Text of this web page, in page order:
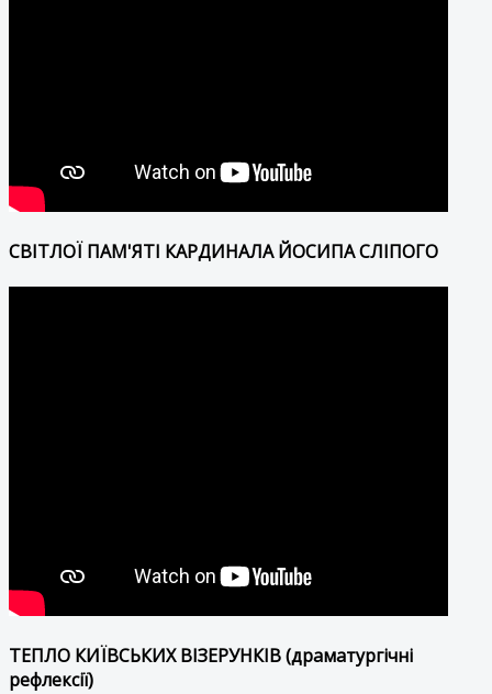
СВІТЛОЇ ПАМ'ЯТІ КАРДИНАЛА ЙОСИПА СЛІПОГО
ТЕПЛО КИЇВСЬКИХ ВІЗЕРУНКІВ (драматургічні
рефлексії)